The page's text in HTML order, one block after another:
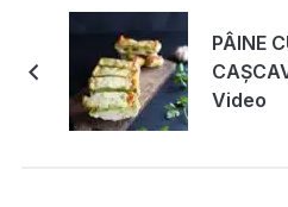
PÂINE
Video